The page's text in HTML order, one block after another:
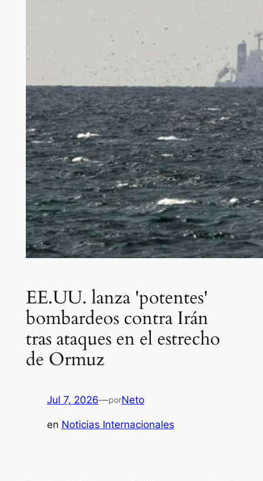
EE.UU. lanza 'potentes'
bombardeos contra Irán
tras ataques en el estrecho
de Ormuz
Jul 7, 2026—porNeto
en Noticias Internacionales